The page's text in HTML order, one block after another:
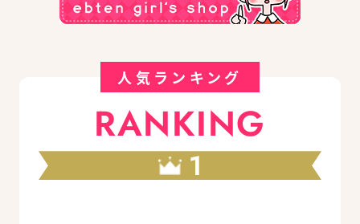
人気ランキング
RANKING
1